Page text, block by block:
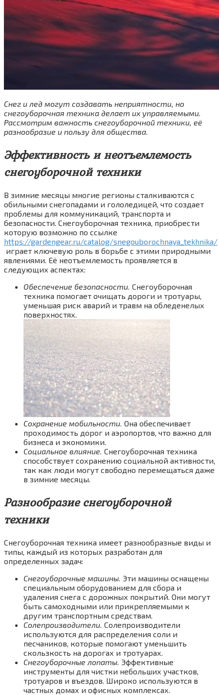
Снег и лед могут создавать неприятности, но
снегоуборочная техника делает их управляемыми.
Рассмотрим важность снегоуборочной техники, её
разнообразие и пользу для общества.
Эффективность и неотъемлемость
снегоуборочной техники
В зимние месяцы многие регионы сталкиваются с
обильными снегопадами и гололедицей, что создает
проблемы для коммуникаций, транспорта и
безопасности. Снегоуборочная техника, приобрести
которую возможно по ссылке
https://gardengear.ru/catalog/snegouborochnaya_tekhnika/
играет ключевую роль в борьбе с этими природными
явлениями. Её неотъемлемость проявляется в
следующих аспектах:
Обеспечение безопасности. Снегоуборочная
техника помогает очищать дороги и тротуары,
уменьшая риск аварий и травм на обледенелых
поверхностях.
Сохранение мобильности. Она обеспечивает
проходимость дорог и аэропортов, что важно для
бизнеса и экономики.
Социальное влияние. Снегоуборочная техника
способствует сохранению социальной активности,
так как люди могут свободно перемещаться даже
в зимние месяцы.
Разнообразие снегоуборочной
техники
Снегоуборочная техника имеет разнообразные виды и
типы, каждый из которых разработан для
определенных задач:
Снегоуборочные машины. Эти машины оснащены
специальным оборудованием для сбора и
удаления снега с дорожных покрытий. Они могут
быть самоходными или прикрепляемыми к
другим транспортным средствам.
Солепроизводители. Солепроизводители
используются для распределения соли и
песчаников, которые помогают уменьшить
скользкость на дорогах и тротуарах.
Снегоуборочные лопаты. Эффективные
инструменты для чистки небольших участков,
тротуаров и въездов. Широко используются в
частных домах и офисных комплексах.